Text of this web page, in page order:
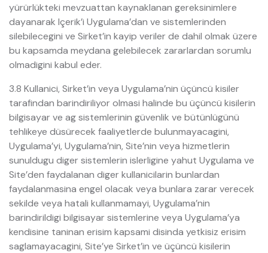
yürürlükteki mevzuattan kaynaklanan gereksinimlere
dayanarak Içerik’i Uygulama’dan ve sistemlerinden
silebilecegini ve Sirket’in kayip veriler de dahil olmak üzere
bu kapsamda meydana gelebilecek zararlardan sorumlu
olmadigini kabul eder.
3.8 Kullanici, Sirket’in veya Uygulama’nin üçüncü kisiler
tarafindan barindiriliyor olmasi halinde bu üçüncü kisilerin
bilgisayar ve ag sistemlerinin güvenlik ve bütünlügünü
tehlikeye düsürecek faaliyetlerde bulunmayacagini,
Uygulama’yi, Uygulama’nin, Site’nin veya hizmetlerin
sunuldugu diger sistemlerin islerligine yahut Uygulama ve
Site’den faydalanan diger kullanicilarin bunlardan
faydalanmasina engel olacak veya bunlara zarar verecek
sekilde veya hatali kullanmamayi, Uygulama’nin
barindirildigi bilgisayar sistemlerine veya Uygulama’ya
kendisine taninan erisim kapsami disinda yetkisiz erisim
saglamayacagini, Site’ye Sirket’in ve üçüncü kisilerin